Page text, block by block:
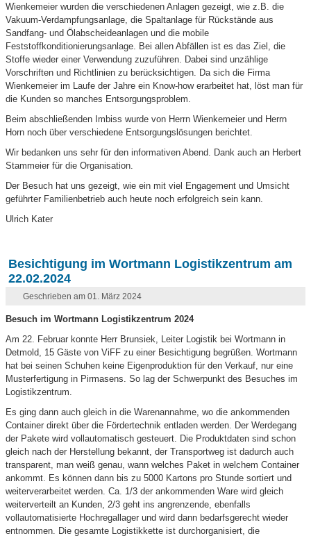
Wienkemeier wurden die verschiedenen Anlagen gezeigt, wie z.B. die
Vakuum-Verdampfungsanlage, die Spaltanlage für Rückstände aus
Sandfang- und Ölabscheideanlagen und die mobile
Feststoffkonditionierungsanlage. Bei allen Abfällen ist es das Ziel, die
Stoffe wieder einer Verwendung zuzuführen. Dabei sind unzählige
Vorschriften und Richtlinien zu berücksichtigen. Da sich die Firma
Wienkemeier im Laufe der Jahre ein Know-how erarbeitet hat, löst man für
die Kunden so manches Entsorgungsproblem.
Beim abschließenden Imbiss wurde von Herrn Wienkemeier und Herrn
Horn noch über verschiedene Entsorgungslösungen berichtet.
Wir bedanken uns sehr für den informativen Abend. Dank auch an Herbert
Stammeier für die Organisation.
Der Besuch hat uns gezeigt, wie ein mit viel Engagement und Umsicht
geführter Familienbetrieb auch heute noch erfolgreich sein kann.
Ulrich Kater
Besichtigung im Wortmann Logistikzentrum am
22.02.2024
Geschrieben am 01. März 2024
Besuch im Wortmann Logistikzentrum 2024
Am 22. Februar konnte Herr Brunsiek, Leiter Logistik bei Wortmann in
Detmold, 15 Gäste von ViFF zu einer Besichtigung begrüßen. Wortmann
hat bei seinen Schuhen keine Eigenproduktion für den Verkauf, nur eine
Musterfertigung in Pirmasens. So lag der Schwerpunkt des Besuches im
Logistikzentrum.
Es ging dann auch gleich in die Warenannahme, wo die ankommenden
Container direkt über die Fördertechnik entladen werden. Der Werdegang
der Pakete wird vollautomatisch gesteuert. Die Produktdaten sind schon
gleich nach der Herstellung bekannt, der Transportweg ist dadurch auch
transparent, man weiß genau, wann welches Paket in welchem Container
ankommt. Es können dann bis zu 5000 Kartons pro Stunde sortiert und
weiterverarbeitet werden. Ca. 1/3 der ankommenden Ware wird gleich
weiterverteilt an Kunden, 2/3 geht ins angrenzende, ebenfalls
vollautomatisierte Hochregallager und wird dann bedarfsgerecht wieder
entnommen. Die gesamte Logistikkette ist durchorganisiert, die